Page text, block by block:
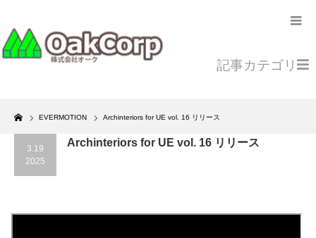
Home
EVERMOTION Archinteriors for UE vol. 16 リリース
記事カテゴリ
3.19
2025
Archinteriors for UE vol. 16 リリース